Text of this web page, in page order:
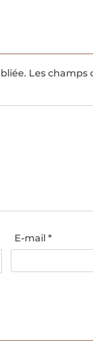
Les champs
E-mail*